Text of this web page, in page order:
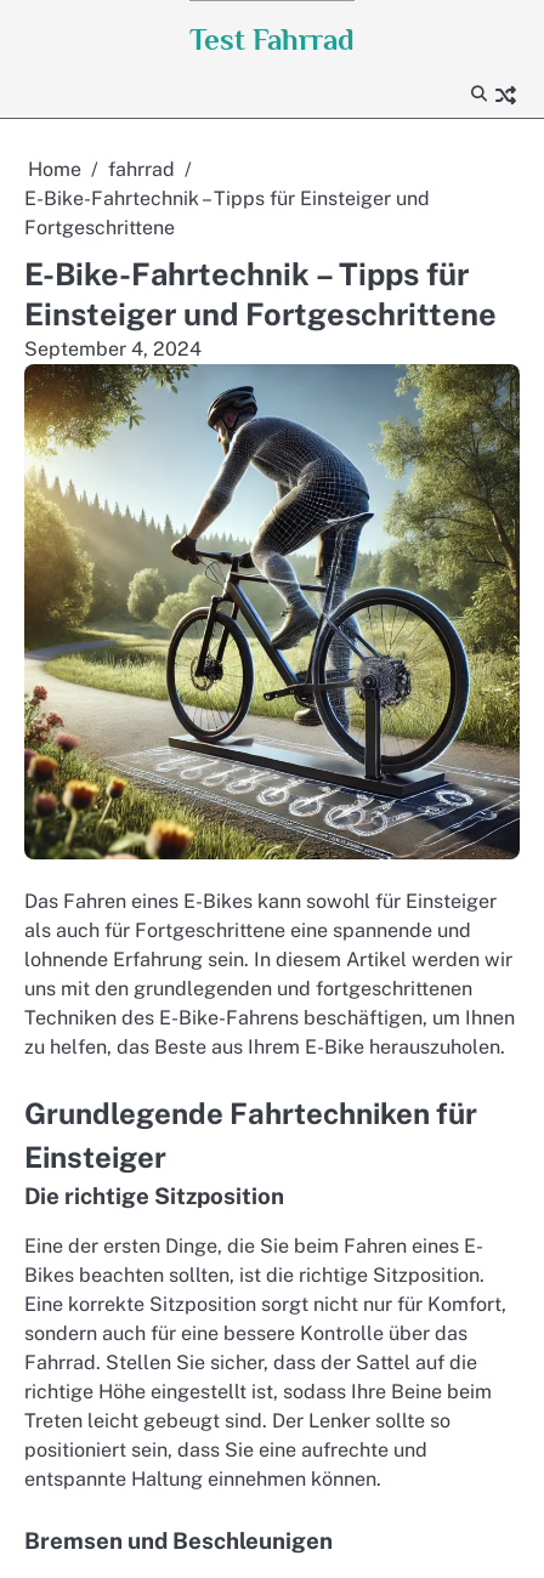
Test Fahrrad
Home
fahrrad
E-Bike-Fahrtechnik – Tipps für Einsteiger und
Fortgeschrittene
E-Bike-Fahrtechnik – Tipps für
Einsteiger und Fortgeschrittene
September 4, 2024
Das Fahren eines E-Bikes kann sowohl für Einsteiger
als auch für Fortgeschrittene eine spannende und
lohnende Erfahrung sein. In diesem Artikel werden wir
uns mit den grundlegenden und fortgeschrittenen
Techniken des E-Bike-Fahrens beschäftigen, um Ihnen
zu helfen, das Beste aus Ihrem E-Bike herauszuholen.
Grundlegende Fahrtechniken für
Einsteiger
Die richtige Sitzposition
Eine der ersten Dinge, die Sie beim Fahren eines E-
Bikes beachten sollten, ist die richtige Sitzposition.
Eine korrekte Sitzposition sorgt nicht nur für Komfort,
sondern auch für eine bessere Kontrolle über das
Fahrrad. Stellen Sie sicher, dass der Sattel auf die
richtige Höhe eingestellt ist, sodass Ihre Beine beim
Treten leicht gebeugt sind. Der Lenker sollte so
positioniert sein, dass Sie eine aufrechte und
entspannte Haltung einnehmen können.
Bremsen und Beschleunigen